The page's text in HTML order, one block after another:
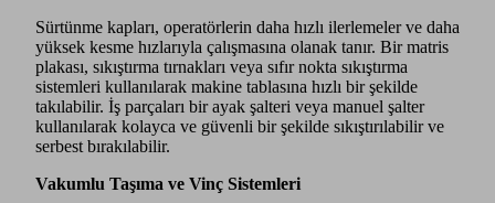
Sürtünme kapları, operatörlerin daha hızlı ilerlemeler ve daha
yüksek kesme hızlarıyla çalışmasına olanak tanır. Bir matris
plakası, sıkıştırma tırnakları veya sıfır nokta sıkıştırma
sistemleri kullanılarak makine tablasına hızlı bir şekilde
takılabilir. İş parçaları bir ayak şalteri veya manuel şalter
kullanılarak kolayca ve güvenli bir şekilde sıkıştırılabilir ve
serbest bırakılabilir.
Vakumlu Taşıma ve Vinç Sistemleri